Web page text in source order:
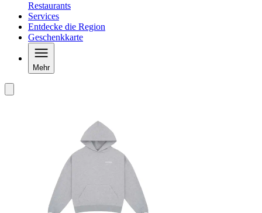
Restaurants
Services
Entdecke die Region
Geschenkkarte
Mehr